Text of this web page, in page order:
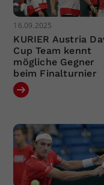
16.09.2025
KURIER Austria
Cup Team kennt
mögliche Gegner
beim Finalturnier